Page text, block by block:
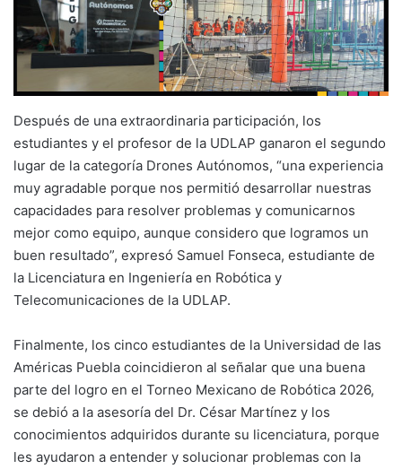
Después de una extraordinaria participación, los
estudiantes y el profesor de la UDLAP ganaron el segundo
lugar de la categoría Drones Autónomos, “una experiencia
muy agradable porque nos permitió desarrollar nuestras
capacidades para resolver problemas y comunicarnos
mejor como equipo, aunque considero que logramos un
buen resultado”, expresó Samuel Fonseca, estudiante de
la Licenciatura en Ingeniería en Robótica y
Telecomunicaciones de la UDLAP.
Finalmente, los cinco estudiantes de la Universidad de las
Américas Puebla coincidieron al señalar que una buena
parte del logro en el Torneo Mexicano de Robótica 2026,
se debió a la asesoría del Dr. César Martínez y los
conocimientos adquiridos durante su licenciatura, porque
les ayudaron a entender y solucionar problemas con la